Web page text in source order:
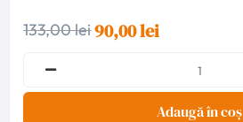
133,00 lei90,00 lei
Adaugă în coș